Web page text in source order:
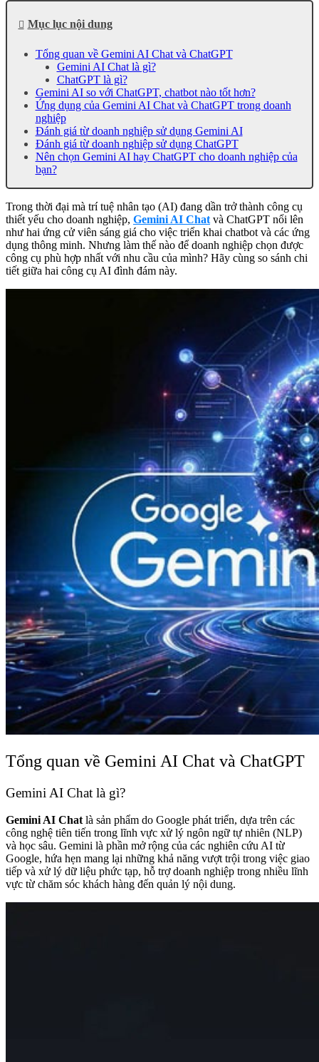
Mục lục nội dung
Tổng quan về Gemini AI Chat và ChatGPT
Gemini AI Chat là gì?
ChatGPT là gì?
Gemini AI so với ChatGPT, chatbot nào tốt hơn?
Ứng dụng của Gemini AI Chat và ChatGPT trong doanh
nghiệp
Đánh giá từ doanh nghiệp sử dụng Gemini AI
Đánh giá từ doanh nghiệp sử dụng ChatGPT
Nên chọn Gemini AI hay ChatGPT cho doanh nghiệp của
bạn?
Trong thời đại mà trí tuệ nhân tạo (AI) đang dần trở thành công cụ
thiết yếu cho doanh nghiệp, Gemini AI Chat và ChatGPT nổi lên
như hai ứng cử viên sáng giá cho việc triển khai chatbot và các ứng
dụng thông minh. Nhưng làm thế nào để doanh nghiệp chọn được
công cụ phù hợp nhất với nhu cầu của mình? Hãy cùng so sánh chi
tiết giữa hai công cụ AI đình đám này.
Tổng quan về Gemini AI Chat và ChatGPT
Gemini AI Chat là gì?
Gemini AI Chatlà sản phẩm do Google phát triển, dựa trên các
công nghệ tiên tiến trong lĩnh vực xử lý ngôn ngữ tự nhiên (NLP)
và học sâu. Gemini là phần mở rộng của các nghiên cứu AI từ
Google, hứa hẹn mang lại những khả năng vượt trội trong việc giao
tiếp và xử lý dữ liệu phức tạp, hỗ trợ doanh nghiệp trong nhiều lĩnh
vực từ chăm sóc khách hàng đến quản lý nội dung.